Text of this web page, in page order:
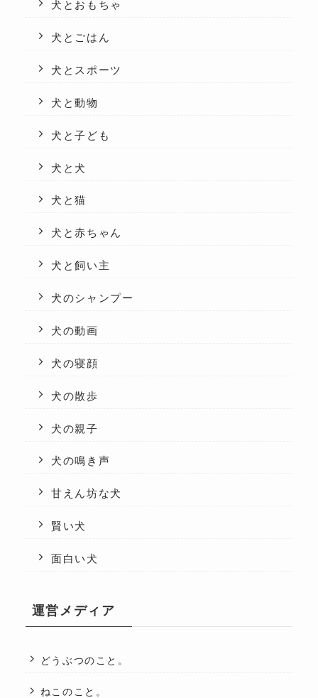
犬とおもちゃ
犬とごはん
犬とスポーツ
犬と動物
犬と子ども
犬と犬
犬と猫
犬と赤ちゃん
犬と飼い主
犬のシャンプー
犬の動画
犬の寝顔
犬の散歩
犬の親子
犬の鳴き声
甘えん坊な犬
賢い犬
面白い犬
運営メディア
どうぶつのこと。
ねこのこと。